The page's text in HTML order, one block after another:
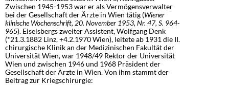
Zwischen 1945-1953 war er als Vermögensverwalter
bei der Gesellschaft der Ärzte in Wien tätig (Wiener
klinische Wochenschrift, 20. November 1953, Nr. 47, S. 964-
965). Eiselsbergs zweiter Assistent, Wolfgang Denk
(*21.3.1882 Linz, +4.2.1970 Wien), leitete ab 1931 die II.
chirurgische Klinik an der Medizinischen Fakultät der
Universität Wien, war 1948/49 Rektor der Universität
Wien und zwischen 1946 und 1968 Präsident der
Gesellschaft der Ärzte in Wien. Von ihm stammt der
Beitrag zur Kriegschirurgie: